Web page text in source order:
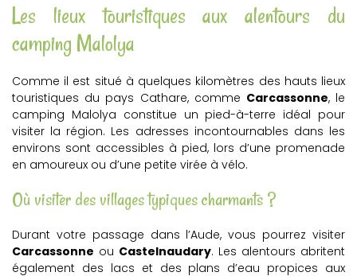
Les lieux touristiques aux alentours du
camping Malolya
Comme il est situé à quelques kilomètres des hauts lieux
touristiques du pays Cathare, comme Carcassonne, le
camping Malolya constitue un pied-à-terre idéal pour
visiter la région. Les adresses incontournables dans les
environs sont accessibles à pied, lors d’une promenade
en amoureux ou d’une petite virée à vélo.
Où visiter des villages typiques charmants ?
Durant votre passage dans l’Aude, vous pourrez visiter
Carcassonne ou Castelnaudary. Les alentours abritent
également des lacs et des plans d’eau propices aux